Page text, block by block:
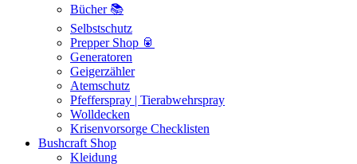
Bücher 📚
Selbstschutz
Prepper Shop 🥫
Generatoren
Geigerzähler
Atemschutz
Pfefferspray | Tierabwehrspray
Wolldecken
Krisenvorsorge Checklisten
Bushcraft Shop
Kleidung